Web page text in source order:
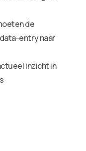
de
entry naar
inzicht in